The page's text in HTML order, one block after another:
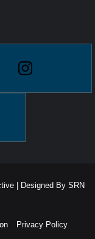
| Designed By SRN
Privacy Policy